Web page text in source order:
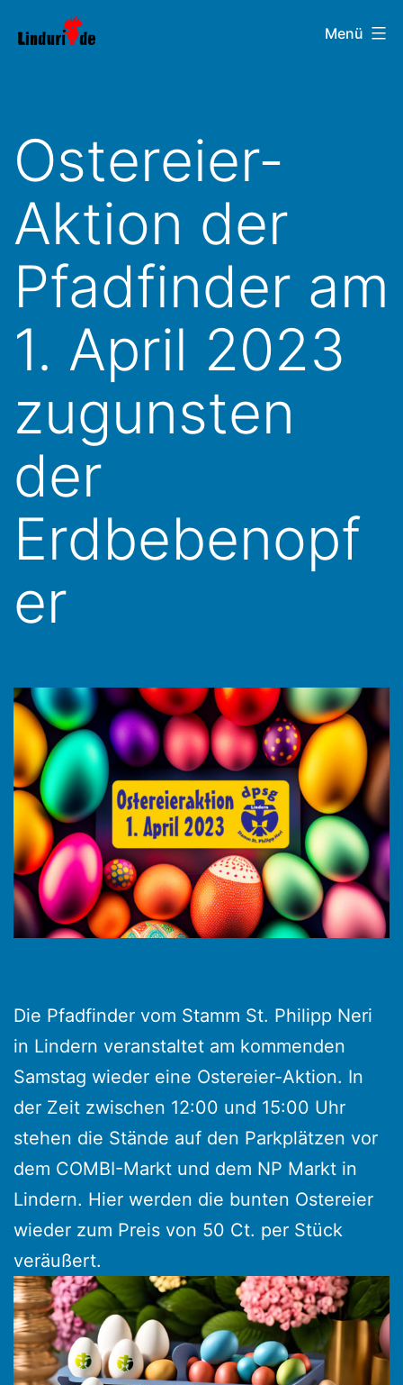
Inhalt
Linduri.de Menü
Ostereier-
Aktion der
Pfadfinder am
1. April 2023
zugunsten
der
Erdbebenopf
er
Die Pfadfinder vom Stamm St. Philipp Neri
in Lindern veranstaltet am kommenden
Samstag wieder eine Ostereier-Aktion. In
der Zeit zwischen 12:00 und 15:00 Uhr
stehen die Stände auf den Parkplätzen vor
dem COMBI-Markt und dem NP Markt in
Lindern. Hier werden die bunten Ostereier
wieder zum Preis von 50 Ct. per Stück
veräußert.